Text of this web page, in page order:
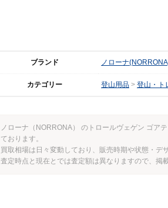
ブランド ノローナ
カテゴリー 登山用品 登山・ト
ノローナ（NORRONA） のトロールヴェゲン ゴア
ております。
買取相場は日々変動しており、販売時期や状態・デ
査定時点と現在とでは査定額は異なりますので、掲